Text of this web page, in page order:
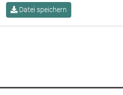
Datei speichern